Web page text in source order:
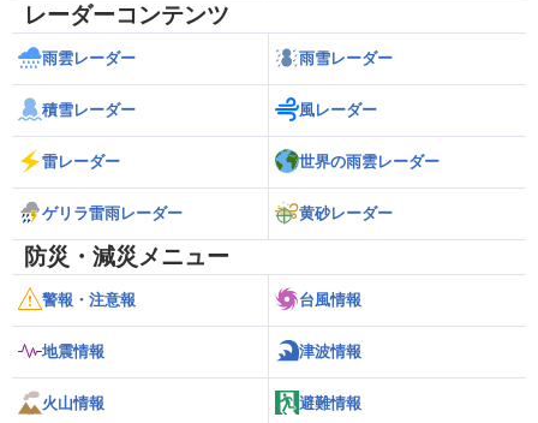
レーダーコンテンツ
雨雲レーダー 雨雪レーダー
積雪レーダー 風レーダー
雷レーダー 世界の雨雲レーダー
ゲリラ雷雨レーダー 黄砂レーダー
防災・減災メニュー
警報・注意報 台風情報
地震情報 津波情報
火山情報 避難情報